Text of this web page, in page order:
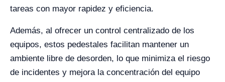
tareas con mayor rapidez y eficiencia.
Además, al ofrecer un control centralizado de los
equipos, estos pedestales facilitan mantener un
ambiente libre de desorden, lo que minimiza el riesgo
de incidentes y mejora la concentración del equipo